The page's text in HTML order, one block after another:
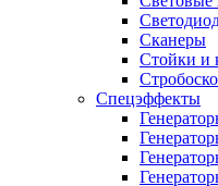
Сканеры
Стойки и
Спецэффекты